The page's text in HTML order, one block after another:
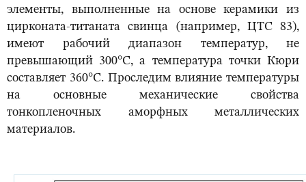
элементы, выполненные на основе керамики из
цирконата-титаната свинца (например, ЦТС 83),
имеют рабочий диапазон температур, не
превышающий 300°С, а температура точки Кюри
составляет 360°С. Проследим влияние температуры
на основные механические свойства
тонкопленочных аморфных металлических
материалов.